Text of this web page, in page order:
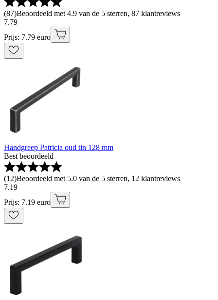
(87)Beoordeeld met 4.9 van de 5 sterren, 87 klantreviews
7.79
Prijs: 7.79 euro
Handgreep Patricia oud tin 128 mm
Best beoordeeld
(12)Beoordeeld met 5.0 van de 5 sterren, 12 klantreviews
7.19
Prijs: 7.19 euro